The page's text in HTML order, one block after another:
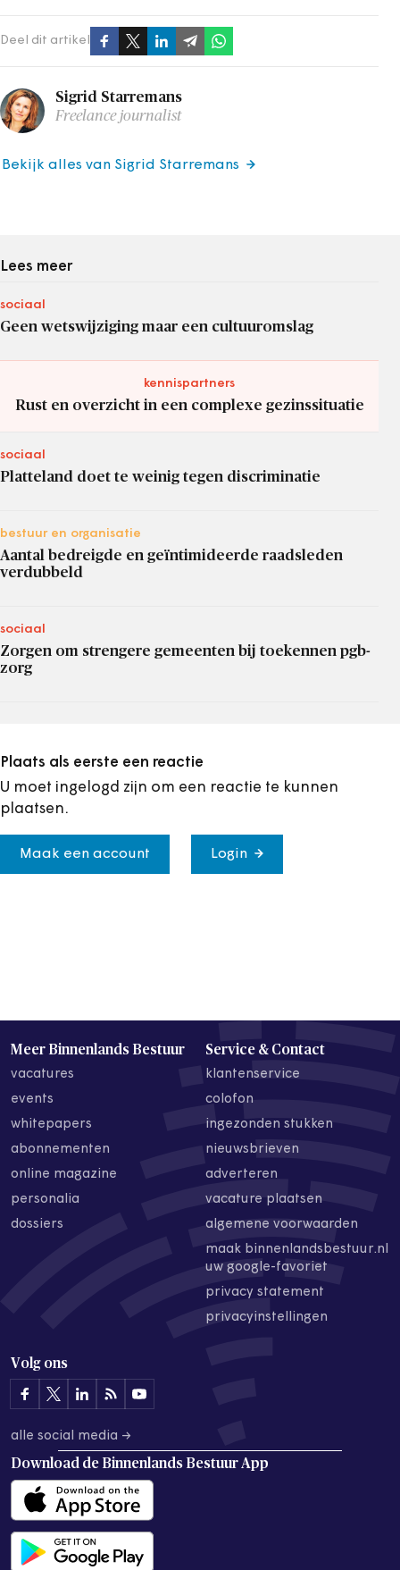
Deel dit artikel
Sigrid Starremans
Freelance journalist
Bekijk alles van Sigrid Starremans
Lees meer
sociaal
Geen wetswijziging maar een cultuuromslag
kennispartners
Rust en overzicht in een complexe gezinssituatie
sociaal
Platteland doet te weinig tegen discriminatie
bestuur en organisatie
Aantal bedreigde en geïntimideerde raadsleden
verdubbeld
sociaal
Zorgen om strengere gemeenten bij toekennen pgb-
zorg
Plaats als eerste een reactie
U moet ingelogd zijn om een reactie te kunnen
plaatsen.
Maak een account Login
Meer Binnenlands Bestuur
vacatures
events
whitepapers
abonnementen
online magazine
personalia
dossiers
Service & Contact
klantenservice
colofon
ingezonden stukken
nieuwsbrieven
adverteren
vacature plaatsen
algemene voorwaarden
maak binnenlandsbestuur.nl
uw google-favoriet
privacy statement
privacyinstellingen
Volg ons
alle social media →
Download de Binnenlands Bestuur App